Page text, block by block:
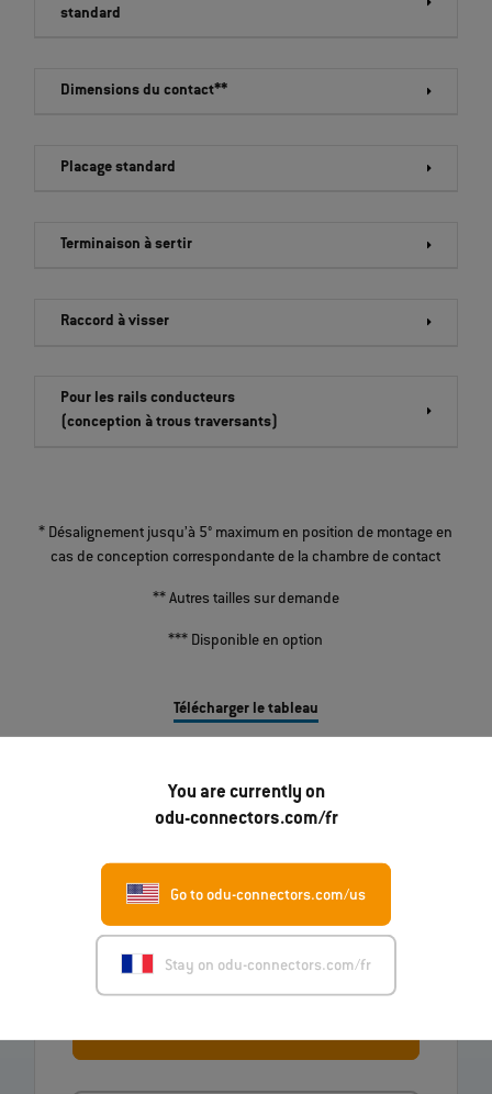
You are currently on
odu-connectors.com/fr
Go to odu-connectors.com/us
Stay on odu-connectors.com/fr
standard
Dimensions du contact**
Placage standard
Terminaison à sertir
Raccord à visser
Pour les rails conducteurs
(conception à trous traversants)
* Désalignement jusqu’à 5° maximum en position de montage en
cas de conception correspondante de la chambre de contact
** Autres tailles sur demande
*** Disponible en option
Télécharger le tableau
Vous avez des questions sur nos produits ?
N’hésitez pas à nous contacter.